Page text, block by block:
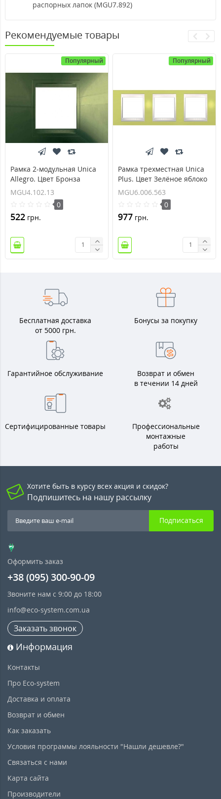
распорных лапок (MGU7.892)
Рекомендуемые товары
Популярный
Рамка 2-модульная Unica
Allegro. Цвет Бронза
MGU4.102.13
MGU4.102.13
0
522 грн.
Популярный
Рамка трехместная Unica
Plus. Цвет Зелёное яблоко
MGU6.006.563
MGU6.006.563
0
977 грн.
Бесплатная доставка
от 5000 грн.
Бонусы за покупку
Гарантийное обслуживание
Возврат и обмен
в течении 14 дней
Сертифицированные товары
Профессиональные
монтажные
работы
Хотите быть в курсу всех акция и скидок?
Подпишитесь на нашу рассылку
Подписаться
Оформить заказ
+38 (095) 300-90-09
Звоните нам с 9:00 до 18:00
info@eco-system.com.ua
Заказать звонок
Информация
Контакты
Про Eco-system
Доставка и оплата
Возврат и обмен
Как заказать
Условия программы лояльности "Нашли дешевле?"
Связаться с нами
Карта сайта
Производители